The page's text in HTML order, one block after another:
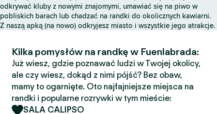
n
a
odkrywać kluby z nowymi znajomymi, umawiać się na piwo w
pobliskich barach lub chadzać na randki do okolicznych kawiarni.
Z naszą apką (na nowo) odkryjesz miasto i wszystkie jego atrakcje.
Kilka pomysłów na randkę w Fuenlabrada:
Już wiesz, gdzie poznawać ludzi w Twojej okolicy,
ale czy wiesz, dokąd z nimi pójść? Bez obaw,
mamy to ogarnięte. Oto najfajniejsze miejsca na
randki i popularne rozrywki w tym mieście:
SALA CALIPSO